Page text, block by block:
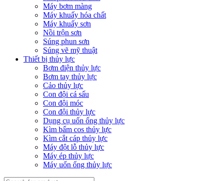
Máy bơm màng
Máy khuấy hóa chất
Máy khuấy sơn
Nồi trộn sơn
Súng phun sơn
Súng vẽ mỹ thuật
Thiết bị thủy lực
Bơm điện thủy lực
Bơm tay thủy lực
Cảo thủy lực
Con đội cá sấu
Con đội móc
Con đội thủy lực
Dụng cụ uốn ống thủy lực
Kìm bấm cos thủy lực
Kìm cắt cáp thủy lực
Máy đột lỗ thủy lực
Máy ép thủy lực
Máy uốn ống thủy lực